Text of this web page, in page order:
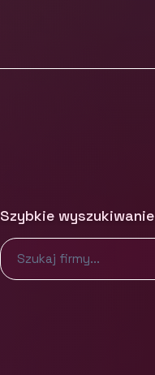
Szybkie wyszukiwanie